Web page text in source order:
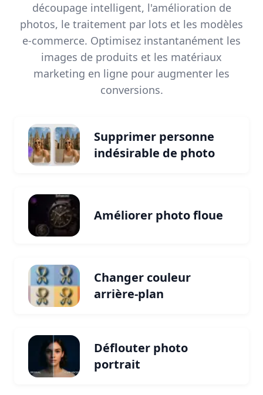
découpage intelligent, l'amélioration de
photos, le traitement par lots et les modèles
e-commerce. Optimisez instantanément les
images de produits et les matériaux
marketing en ligne pour augmenter les
conversions.
Supprimer personne
indésirable de photo
Améliorer photo floue
Changer couleur
arrière-plan
Déflouter photo
portrait